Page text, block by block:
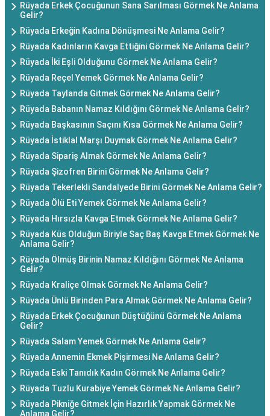
Rüyada Erkek Çocuğunun Sana Sarılması Görmek Ne Anlama
Gelir?
Rüyada Erkeğin Kadına Dönüşmesi Ne Anlama Gelir?
Rüyada Kadınların Kavga Ettiğini Görmek Ne Anlama Gelir?
Rüyada İki Eşli Olduğunu Görmek Ne Anlama Gelir?
Rüyada Reçel Yemek Görmek Ne Anlama Gelir?
Rüyada Taylanda Gitmek Görmek Ne Anlama Gelir?
Rüyada Babanın Namaz Kıldığını Görmek Ne Anlama Gelir?
Rüyada Başkasının Saçını Kısa Görmek Ne Anlama Gelir?
Rüyada İstiklal Marşı Duymak Görmek Ne Anlama Gelir?
Rüyada Sipariş Almak Görmek Ne Anlama Gelir?
Rüyada Şizofren Birini Görmek Ne Anlama Gelir?
Rüyada Tekerlekli Sandalyede Birini Görmek Ne Anlama Gelir?
Rüyada Ölü Eti Yemek Görmek Ne Anlama Gelir?
Rüyada Hırsızla Kavga Etmek Görmek Ne Anlama Gelir?
Rüyada Küs Olduğun Biriyle Saç Baş Kavga Etmek Görmek Ne
Anlama Gelir?
Rüyada Ölmüş Birinin Namaz Kıldığını Görmek Ne Anlama
Gelir?
Rüyada Kraliçe Olmak Görmek Ne Anlama Gelir?
Rüyada Ünlü Birinden Para Almak Görmek Ne Anlama Gelir?
Rüyada Erkek Çocuğunun Düştüğünü Görmek Ne Anlama
Gelir?
Rüyada Salam Yemek Görmek Ne Anlama Gelir?
Rüyada Annemin Ekmek Pişirmesi Ne Anlama Gelir?
Rüyada Eski Tanıdık Kadın Görmek Ne Anlama Gelir?
Rüyada Tuzlu Kurabiye Yemek Görmek Ne Anlama Gelir?
Rüyada Pikniğe Gitmek İçin Hazırlık Yapmak Görmek Ne
Anlama Gelir?